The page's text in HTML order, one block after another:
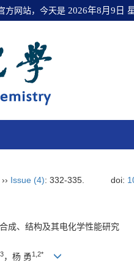
方网站，今天是 2026年8月9日
›› Issue (4): 332-335. doi:
成、结构及其电化学性能研究
3，杨 勇1,2*